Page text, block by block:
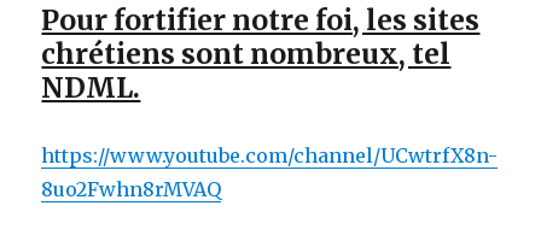
Pour fortifier notre foi, les sites
chrétiens sont nombreux, tel
NDML.
https://www.youtube.com/channel/UCwtrfX8n-
8uo2Fwhn8rMVAQ